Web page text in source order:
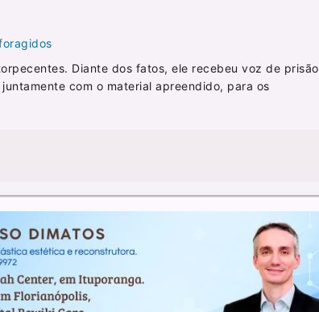
Diante dos fatos, ele recebeu voz de prisão
com o material apreendido, para os